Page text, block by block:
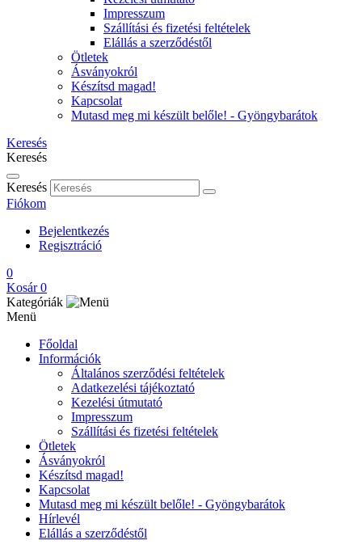
Impresszum
Szállítási és fizetési feltételek
Elállás a szerződéstől
Ötletek
Ásványokról
Készítsd magad!
Kapcsolat
Mutasd meg mi készült belőle! - Gyöngybarátok
Keresés
Keresés
Keresés
Fiókom
Bejelentkezés
Regisztráció
0
Kosár 0
Kategóriák
Menü
Főoldal
Információk
Általános szerződési feltételek
Adatkezelési tájékoztató
Kezelési útmutató
Impresszum
Szállítási és fizetési feltételek
Ötletek
Ásványokról
Készítsd magad!
Kapcsolat
Mutasd meg mi készült belőle! - Gyöngybarátok
Hírlevél
Elállás a szerződéstől